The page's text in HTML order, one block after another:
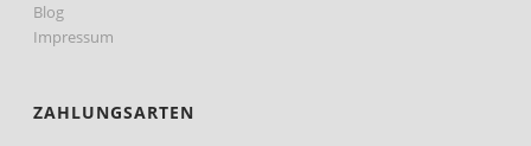
Blog
Impressum
ZAHLUNGSARTEN